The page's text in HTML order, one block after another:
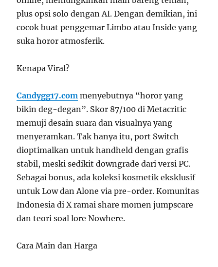
plus opsi solo dengan AI. Dengan demikian, ini
cocok buat penggemar Limbo atau Inside yang
suka horor atmosferik.
Kenapa Viral?
Candygg17.com menyebutnya “horor yang
bikin deg-degan”. Skor 87/100 di Metacritic
memuji desain suara dan visualnya yang
menyeramkan. Tak hanya itu, port Switch
dioptimalkan untuk handheld dengan grafis
stabil, meski sedikit downgrade dari versi PC.
Sebagai bonus, ada koleksi kosmetik eksklusif
untuk Low dan Alone via pre-order. Komunitas
Indonesia di X ramai share momen jumpscare
dan teori soal lore Nowhere.
Cara Main dan Harga